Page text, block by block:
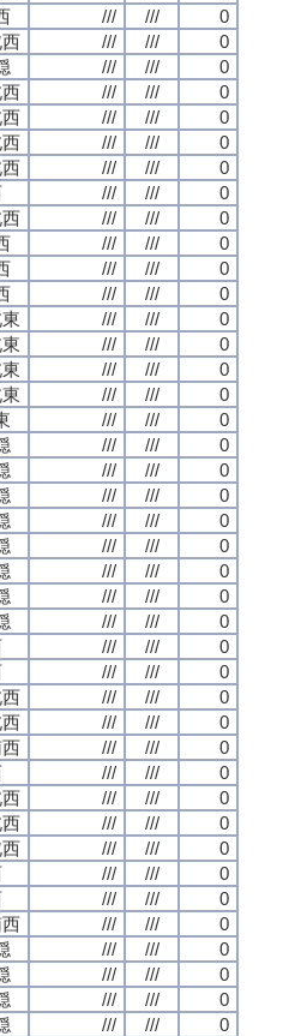
/// ///
0
/// ///
0
/// ///
0
/// ///
0
/// ///
0
/// ///
0
/// ///
0
/// ///
0
/// ///
0
/// ///
0
/// ///
0
/// ///
0
/// ///
0
/// ///
0
/// ///
0
/// ///
0
/// ///
0
/// ///
0
/// ///
0
/// ///
0
/// ///
0
/// ///
0
/// ///
0
/// ///
0
/// ///
0
/// ///
0
/// ///
0
/// ///
0
/// ///
0
/// ///
0
/// ///
0
/// ///
0
/// ///
0
/// ///
0
/// ///
0
/// ///
0
/// ///
0
/// ///
0
/// ///
0
/// ///
0
/// ///
0